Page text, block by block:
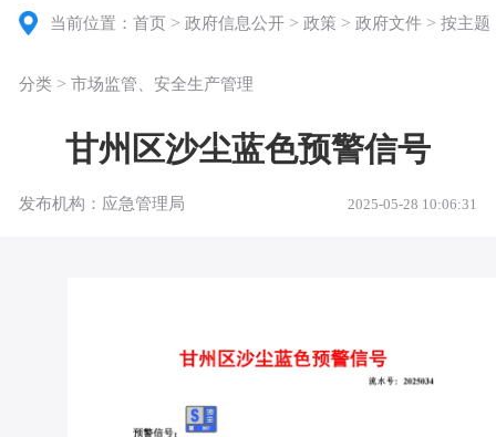
当前位置：首页 >政府信息公开 >政策 >政府文件 >按主题
分类 >市场监管、安全生产管理
甘州区沙尘蓝色预警信号
发布机构：应急管理局 2025-05-28 10:06:31